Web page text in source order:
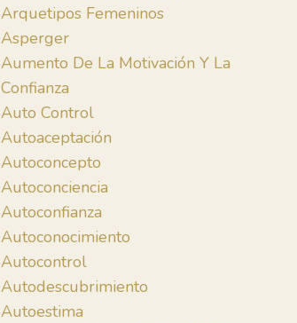
Arquetipos Femeninos
Asperger
Aumento De La Motivación Y La
Confianza
Auto Control
Autoaceptación
Autoconcepto
Autoconciencia
Autoconfianza
Autoconocimiento
Autocontrol
Autodescubrimiento
Autoestima